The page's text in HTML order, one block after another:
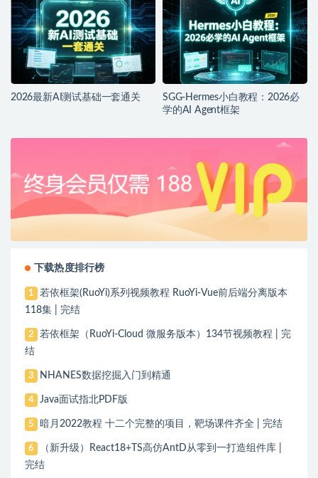
2026最新AI测试基础一套通关
SGG-Hermes小白教程：2026必
学的AI Agent框架
下载热度排行榜
1
若依框架(RuoYi)系列视频教程 RuoYi-Vue前后端分离版本
118集 | 完结
2
若依框架（RuoYi-Cloud 微服务版本）134节视频教程 | 完
结
3 NHANES数据挖掘入门到精通
4 Java面试指北PDF版
5 暗月2022教程 十二个完整的项目，靶场课件齐全 | 完结
6
（新升级）React18+TS高仿AntD从零到一打造组件库 |
完结